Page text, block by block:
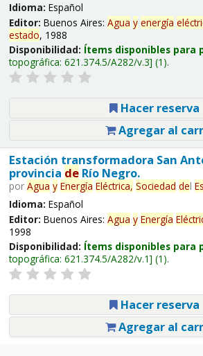
Idioma: Español
Editor: Buenos Aires: Agua y energía
estado, 1988
Disponibilidad: Ítems disponibles para
topográfica: 621.374.5/A282/v.3 (1).
Hacer reserva
Agregar al
Estación transformadora San
provincia deRío Negro.
por Agua y Energía Eléctrica, Sociedad del
Idioma: Español
Editor: Buenos Aires: Agua y Energía
1998
Disponibilidad: Ítems disponibles para
topográfica: 621.374.5/A282/v.1 (1).
Hacer reserva
Agregar al